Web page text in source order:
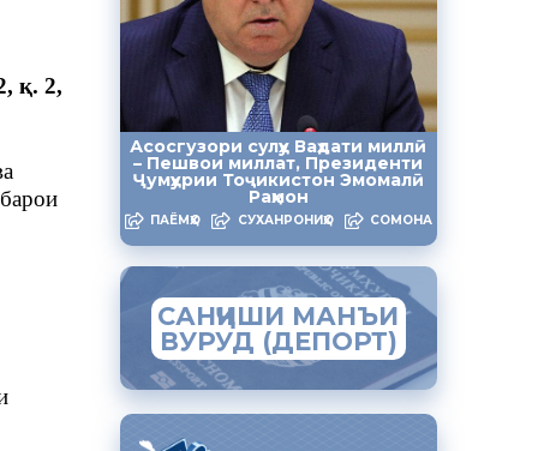
қ. 2,
Асосгузори сулҳу Ваҳдати миллӣ
– Пешвои миллат, Президенти
Ҷумҳурии Тоҷикистон Эмомалӣ
Раҳмон
ПАЁМҲО СУХАНРОНИҲО СОМОНА
САНҶИШИ МАНЪИ
ВУРУД (ДЕПОРТ)